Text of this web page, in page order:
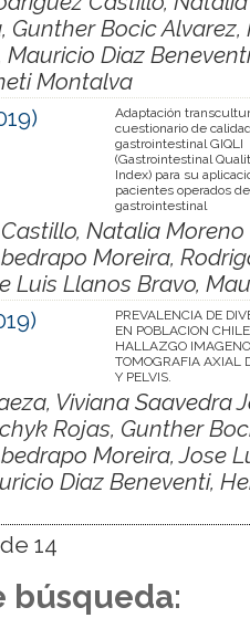
Gunther Bocic
Diaz
Montalva
Adaptación
cuestionario de
gastrointestinal GIQLI
(Gastrointestinal
Index) para su
pacientes operados
gastrointestinal
Natalia
Moreira,
Luis Llanos Bravo,
PREVALENCIA DE
EN POBLACION
HALLAZGO
TOMOGRAFIA AXIAL
Y PELVIS.
Viviana Saavedra
Rojas, Gunther
Moreira, Jose
Diaz Beneventi,
14
búsqueda: